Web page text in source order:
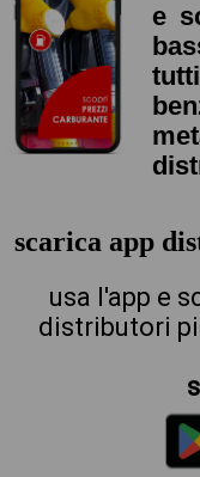
e
scarica app
usa l'app e
distributori